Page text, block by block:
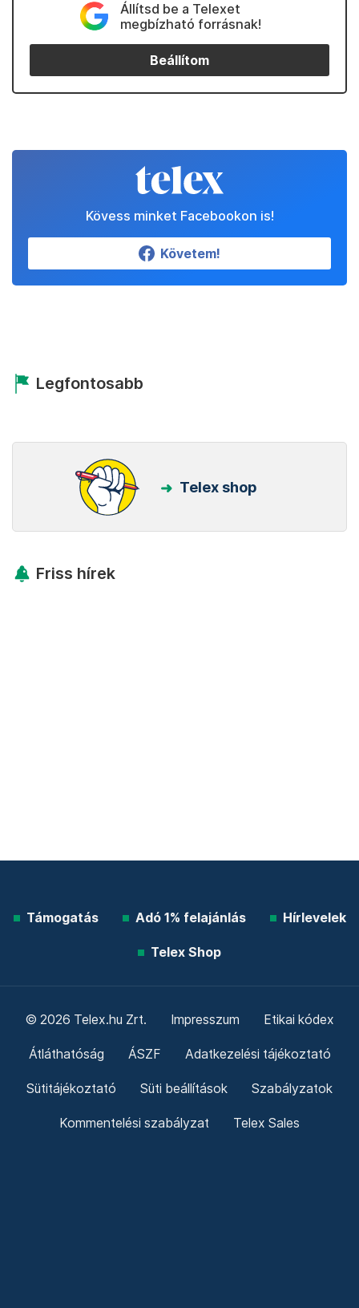
Állítsd be a Telexet
megbízható forrásnak!
Beállítom
Kövess minket Facebookon is!
Követem!
Legfontosabb
Telex shop
Friss hírek
Támogatás Adó 1% felajánlás Hírlevelek
Telex Shop
© 2026 Telex.hu Zrt. Impresszum Etikai kódex
Átláthatóság ÁSZF Adatkezelési tájékoztató
Sütitájékoztató Süti beállítások Szabályzatok
Kommentelési szabályzat Telex Sales